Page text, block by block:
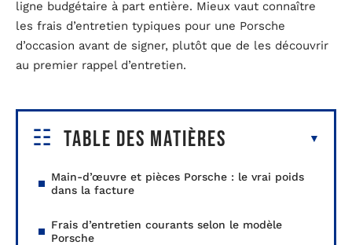
ligne budgétaire à part entière. Mieux vaut connaître
les frais d’entretien typiques pour une Porsche
d’occasion avant de signer, plutôt que de les découvrir
au premier rappel d’entretien.
Table des matières
Main-d’œuvre et pièces Porsche : le vrai poids
dans la facture
Frais d’entretien courants selon le modèle
Porsche